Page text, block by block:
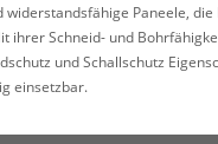
widerstandsfähige Paneele,
ihrer Schneid- und
und Schallschutz
einsetzbar.